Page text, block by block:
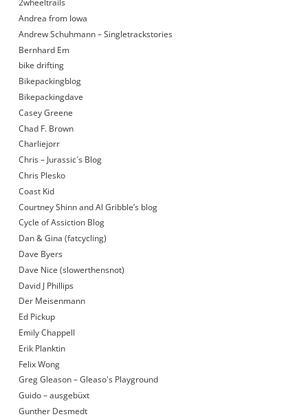
2wheeltrails
Andrea from Iowa
Andrew Schuhmann – Singletrackstories
Bernhard Em
bike drifting
Bikepackingblog
Bikepackingdave
Casey Greene
Chad F. Brown
Charliejorr
Chris – Jurassic´s Blog
Chris Plesko
Coast Kid
Courtney Shinn and Al Gribble’s blog
Cycle of Assiction Blog
Dan & Gina (fatcycling)
Dave Byers
Dave Nice (slowerthensnot)
David J Phillips
Der Meisenmann
Ed Pickup
Emily Chappell
Erik Planktin
Felix Wong
Greg Gleason – Gleaso's Playground
Guido – ausgebüxt
Gunther Desmedt